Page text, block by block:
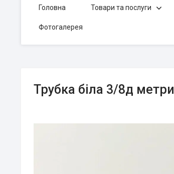
Головна Товари та послуги
Фотогалерея
Трубка біла 3/8д метри